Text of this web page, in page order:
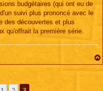
budgétaires (qui ont eu de
suivi plus prononcé avec le
des découvertes et plus
qu'offrait la première série.